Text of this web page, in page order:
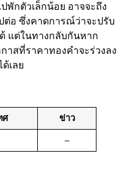
พักตัวเล็กน้อย อาจจะถึง
ต่อ ซึ่งคาดการณ์ว่าจะปรับ
แต่ในทางกลับกันหาก
าสที่ราคาทองคำจะร่วงลง
เลย
ศ ข่าว
–